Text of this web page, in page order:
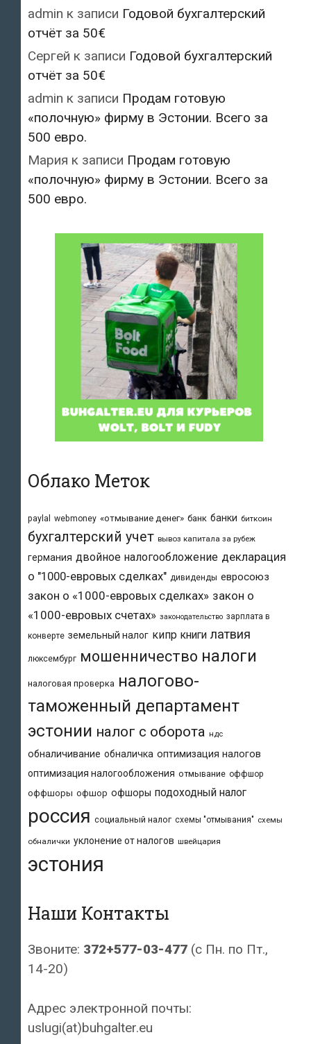
admin к записи Годовой бухгалтерский
отчёт за 50€
Сергей к записи Годовой бухгалтерский
отчёт за 50€
admin к записи Продам готовую
«полочную» фирму в Эстонии. Всего за
500 евро.
Мария к записи Продам готовую
«полочную» фирму в Эстонии. Всего за
500 евро.
Облако Меток
paylal webmoney «отмывание денег» банк банки биткоин
бухгалтерский учет вывоз капитала за рубеж
германия двойное налогообложение декларация
о "1000-евровых сделках" дивиденды евросоюз
закон о «1000-евровых сделках» закон о
«1000-евровых счетах» законодательство зарплата в
конверте земельный налог кипр книги латвия
люксембург мошенничество налоги
налоговая проверка налогово-
таможенный департамент
эстонии налог с оборота ндс
обналичивание обналичка оптимизация налогов
оптимизация налогообложения отмывание оффшор
оффшоры офшор офшоры подоходный налог
россия социальный налог схемы "отмывания" схемы
обналички уклонение от налогов швейцария
эстония
Наши Контакты
Звоните: 372+577-03-477 (с Пн. по Пт.,
14-20)
Адрес электронной почты:
uslugi(at)buhgalter.eu